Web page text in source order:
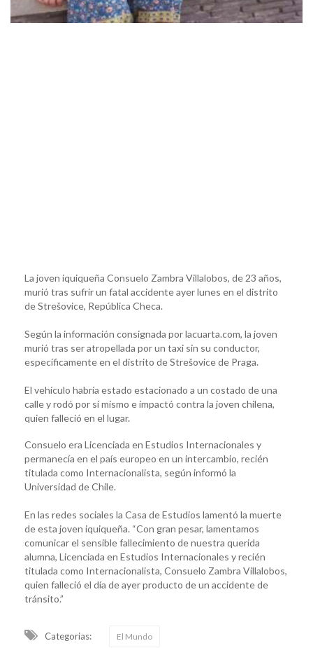
La joven iquiqueña Consuelo Zambra Villalobos, de 23 años,
murió tras sufrir un fatal accidente ayer lunes en el distrito
de Strešovice, República Checa.
Según la información consignada por lacuarta.com, la joven
murió tras ser atropellada por un taxi sin su conductor,
específicamente en el distrito de Strešovice de Praga.
El vehículo habría estado estacionado a un costado de una
calle y rodó por sí mismo e impactó contra la joven chilena,
quien falleció en el lugar.
Consuelo era Licenciada en Estudios Internacionales y
permanecía en el país europeo en un intercambio, recién
titulada como Internacionalista, según informó la
Universidad de Chile.
En las redes sociales la Casa de Estudios lamentó la muerte
de esta joven iquiqueña. “Con gran pesar, lamentamos
comunicar el sensible fallecimiento de nuestra querida
alumna, Licenciada en Estudios Internacionales y recién
titulada como Internacionalista, Consuelo Zambra Villalobos,
quien falleció el día de ayer producto de un accidente de
tránsito.”
Categorias: El Mundo